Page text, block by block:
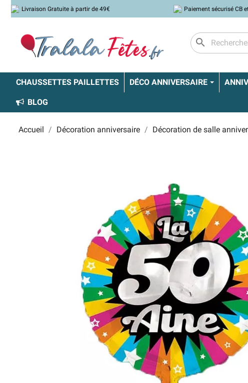
Livraison Gratuite à partir de 49€ Paiement sécurisé CB
search
CHAUSSETTES PAILLETTES DÉCO ANNIVERSAIRE
BLOG
Accueil Décoration anniversaire Décoration de salle